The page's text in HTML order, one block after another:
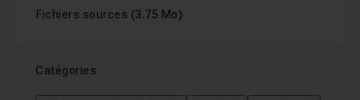
Fichiers sources (3.75 Mo)
Catégories